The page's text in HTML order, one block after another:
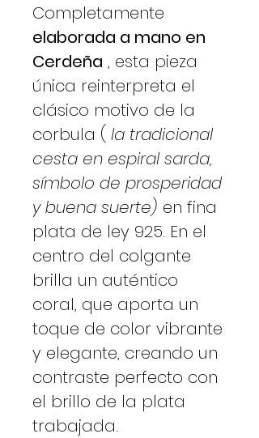
Completamente
elaborada a mano en
Cerdeña , esta pieza
única reinterpreta el
clásico motivo de la
corbula ( la tradicional
cesta en espiral sarda,
símbolo de prosperidad
y buena suerte) en fina
plata de ley 925. En el
centro del colgante
brilla un auténtico
coral, que aporta un
toque de color vibrante
y elegante, creando un
contraste perfecto con
el brillo de la plata
trabajada.